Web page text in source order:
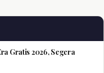
Gratis 2026, Segera